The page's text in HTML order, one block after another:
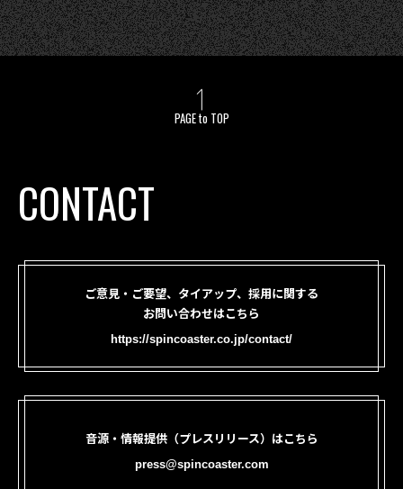
PAGE to TOP
CONTACT
ご意見・ご要望、タイアップ、採用に関する
お問い合わせはこちら
https://spincoaster.co.jp/contact/
音源・情報提供（プレスリリース）はこちら
press@spincoaster.com